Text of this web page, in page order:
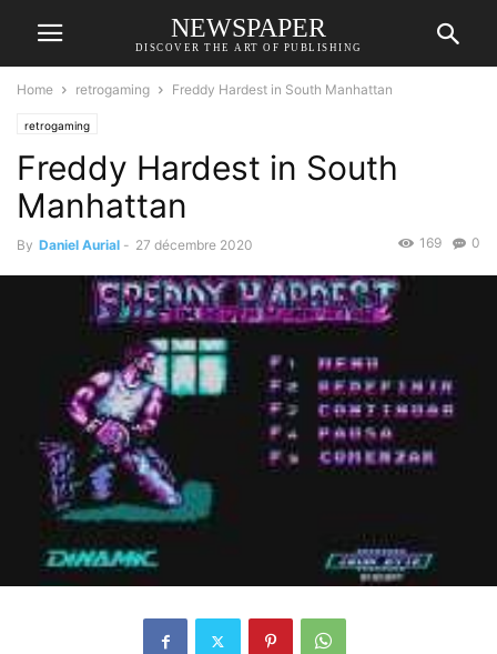
NEWSPAPER
DISCOVER THE ART OF PUBLISHING
Home retrogaming Freddy Hardest in South Manhattan
retrogaming
Freddy Hardest in South
Manhattan
By Daniel Aurial - 27 décembre 2020 0
169